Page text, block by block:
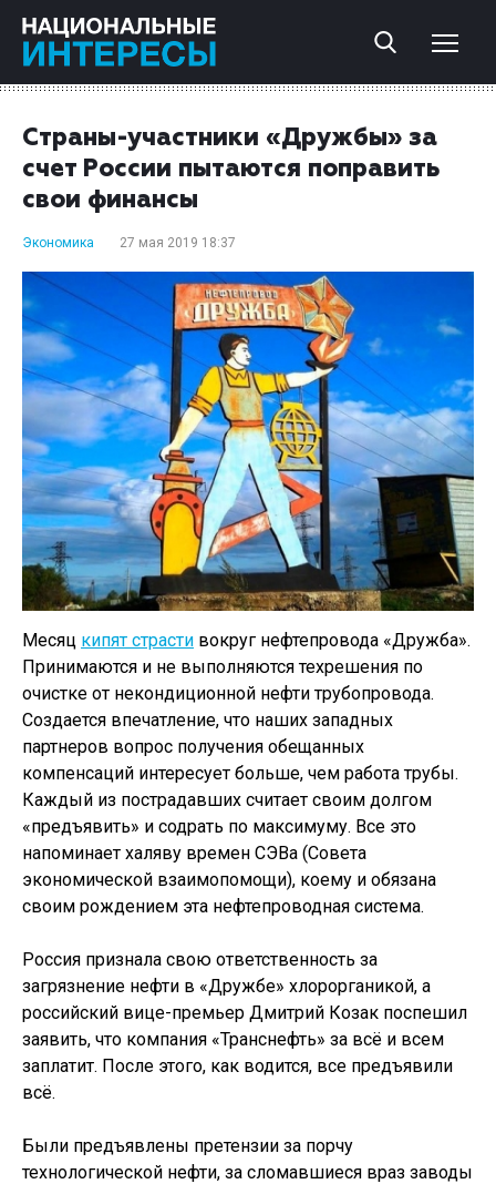
Страны-участники «Дружбы» за
счет России пытаются поправить
свои финансы
Экономика 27 мая 2019 18:37
Месяц кипят страсти вокруг нефтепровода «Дружба».
Принимаются и не выполняются техрешения по
очистке от некондиционной нефти трубопровода.
Создается впечатление, что наших западных
партнеров вопрос получения обещанных
компенсаций интересует больше, чем работа трубы.
Каждый из пострадавших считает своим долгом
«предъявить» и содрать по максимуму. Все это
напоминает халяву времен СЭВа (Совета
экономической взаимопомощи), коему и обязана
своим рождением эта нефтепроводная система.
Россия признала свою ответственность за
загрязнение нефти в «Дружбе» хлорорганикой, а
российский вице-премьер Дмитрий Козак поспешил
заявить, что компания «Транснефть» за всё и всем
заплатит. После этого, как водится, все предъявили
всё.
Были предъявлены претензии за порчу
технологической нефти, за сломавшиеся враз заводы